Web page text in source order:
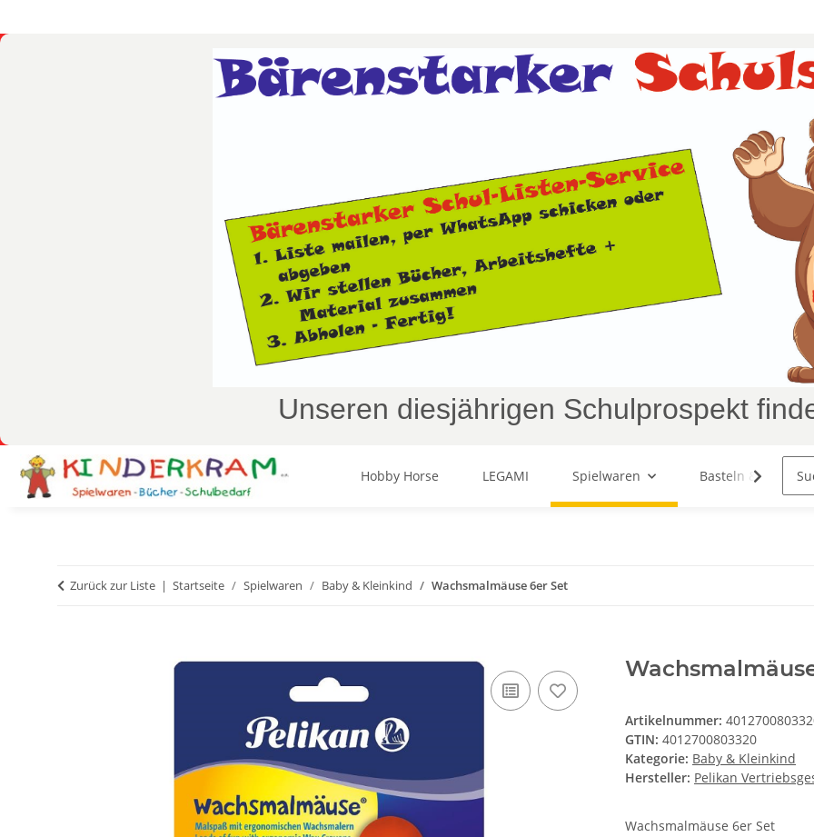
Unseren diesjährigen Schulprospekt
Hobby Horse LEGAMI Spielwaren Basteln & Malen
Zurück zur Liste Startseite Spielwaren Baby & Kleinkind Wachsmalmäuse 6er Set
Artikelnummer:
GTIN: 4012700803320
Kategorie: Baby & Kleinkind
Hersteller: Pelikan
Wachsmalmäuse 6er Set